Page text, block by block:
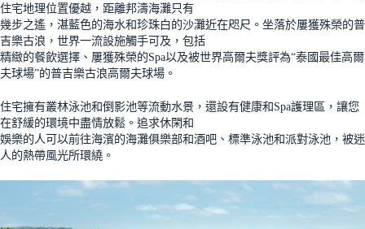
住宅地理位置優越，距離邦濤海灘只有
幾步之遙，湛藍色的海水和珍珠白的沙灘近在咫尺。坐落於屢獲殊榮的普
吉樂古浪，世界一流設施觸手可及，包括
精緻的餐飲選擇、屢獲殊榮的Spa以及被世界高爾夫獎評為“泰國最佳高爾
夫球場”的普吉樂古浪高爾夫球場。
住宅擁有叢林泳池和倒影池等流動水景，還設有健康和Spa護理區，讓您
在舒緩的環境中盡情放鬆。追求休閑和
娛樂的人可以前往海濱的海灘俱樂部和酒吧、標準泳池和派對泳池，被迷
人的熱帶風光所環繞。